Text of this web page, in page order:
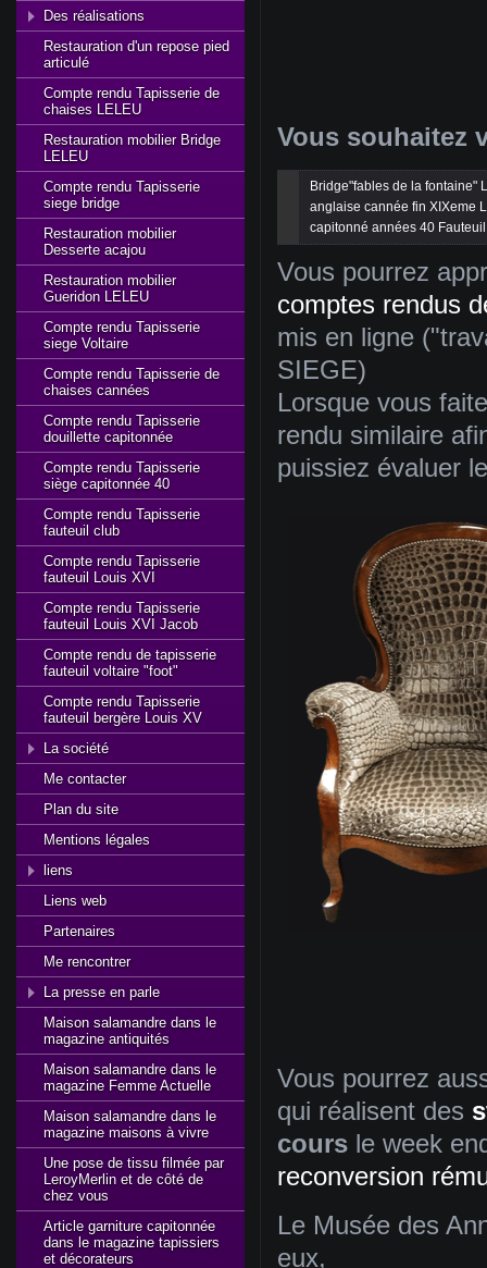
Vous souhaitez
Bridge"fables de la fontaine"
anglaise cannée fin XIXeme
capitonné années 40
Vous pourrez
comptes rendus
mis en ligne ("
SIEGE)
Lorsque vous
rendu similaire
puissiez évaluer
Vous pourrez
qui réalisent des
cours le week
reconversion
Le Musée des
eux,
Des réalisations
Restauration d'un repose pied
articulé
Compte rendu Tapisserie de
chaises LELEU
Restauration mobilier Bridge
LELEU
Compte rendu Tapisserie
siege bridge
Restauration mobilier
Desserte acajou
Restauration mobilier
Gueridon LELEU
Compte rendu Tapisserie
siege Voltaire
Compte rendu Tapisserie de
chaises cannées
Compte rendu Tapisserie
douillette capitonnée
Compte rendu Tapisserie
siège capitonnée 40
Compte rendu Tapisserie
fauteuil club
Compte rendu Tapisserie
fauteuil Louis XVI
Compte rendu Tapisserie
fauteuil Louis XVI Jacob
Compte rendu de tapisserie
fauteuil voltaire "foot"
Compte rendu Tapisserie
fauteuil bergère Louis XV
La société
Me contacter
Plan du site
Mentions légales
liens
Liens web
Partenaires
Me rencontrer
La presse en parle
Maison salamandre dans le
magazine antiquités
Maison salamandre dans le
magazine Femme Actuelle
Maison salamandre dans le
magazine maisons à vivre
Une pose de tissu filmée par
LeroyMerlin et de côté de
chez vous
Article garniture capitonnée
dans le magazine tapissiers
et décorateurs